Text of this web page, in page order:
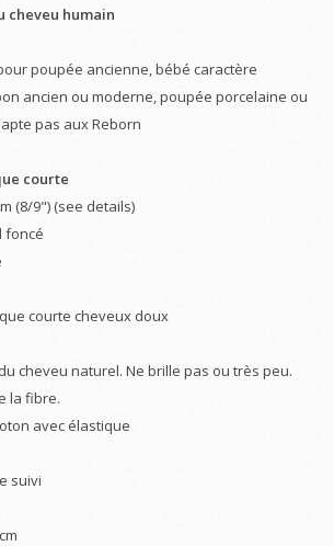
cheveu humain
poupée ancienne, bébé caractère
ancien ou moderne, poupée porcelaine ou
pas aux Reborn
courte
(8/9") (see details)
foncé
courte cheveux doux
cheveu naturel. Ne brille pas ou très peu.
la fibre.
avec élastique
suivi